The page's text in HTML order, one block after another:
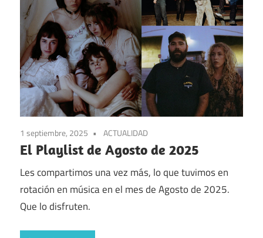
1 septiembre, 2025 ACTUALIDAD
El Playlist de Agosto de 2025
Les compartimos una vez más, lo que tuvimos en
rotación en música en el mes de Agosto de 2025.
Que lo disfruten.